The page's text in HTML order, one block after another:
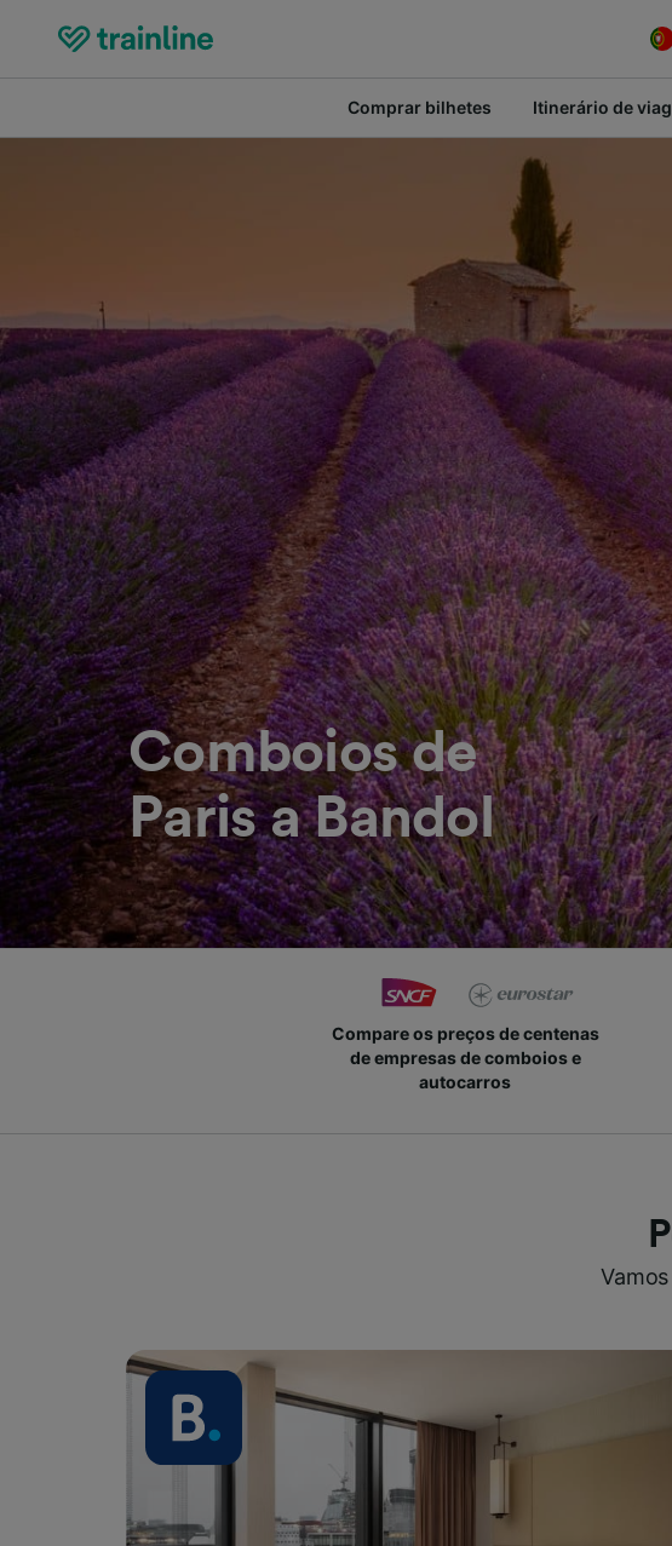
Comprar bilhetes Itinerário de
Comboios de
Paris a Bandol
Compare os preços de centenas
de empresas de comboios e
autocarros